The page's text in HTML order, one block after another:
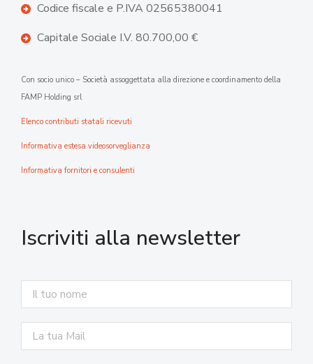
Codice fiscale e P.IVA 02565380041
Capitale Sociale I.V. 80.700,00 €
Con socio unico – Società assoggettata alla direzione e coordinamento della
FAMP Holding srl
Elenco contributi statali ricevuti
Informativa estesa videosorveglianza
Informativa fornitori e consulenti
Iscriviti alla newsletter